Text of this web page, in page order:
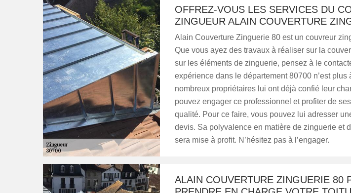
OFFREZ-VOUS LES SERVICES DU
ZINGUEUR ALAIN COUVERTURE
Alain Couverture Zinguerie 80 est un couvreur
Que vous ayez des travaux à réaliser sur la
sur les éléments de zinguerie, pensez à le
expérience dans le département 80700 n’est plus
nombreux propriétaires lui ont déjà confié leur
pouvez engager ce professionnel et profiter de
qualité. Pour ce faire, vous pouvez lui adresser
devis. Sa polyvalence en matière de zinguerie et
sera mise à profit. N’hésitez pas à l’engager.
ALAIN COUVERTURE ZINGUERIE 80